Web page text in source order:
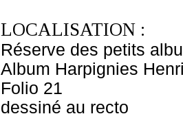
LOCALISATION :
Réserve des petits
Album Harpignies
Folio 21
dessiné au recto